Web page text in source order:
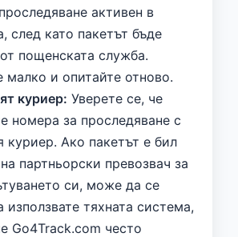
активен в
след като пакетът бъде
пощенската служба.
малко и опитайте отново.
куриер: Уверете се, че
номера за проследяване с
куриер. Ако пакетът е бил
партньорски превозвач за
си, може да се
използвате тяхната система,
Go4Track.com често